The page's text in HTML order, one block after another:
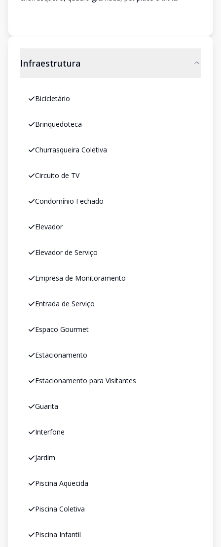
Infraestrutura
Bicicletário
Brinquedoteca
Churrasqueira Coletiva
Circuito de TV
Condomínio Fechado
Elevador
Elevador de Serviço
Empresa de Monitoramento
Entrada de Serviço
Espaco Gourmet
Estacionamento
Estacionamento para Visitantes
Guarita
Interfone
Jardim
Piscina Aquecida
Piscina Coletiva
Piscina Infantil